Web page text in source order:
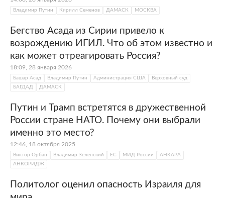
Владимир Путин Кирилл Семенов ДАМАСК МОСКВА
Бегство Асада из Сирии привело к
возрождению ИГИЛ. Что об этом известно и
как может отреагировать Россия?
18:09, 28 января 2026
Башар Асад Владимир Путин Администрация США
Верховный суд
БАГДАД
ДАМАСК
Путин и Трамп встретятся в дружественной
России стране НАТО. Почему они выбрали
именно это место?
12:46, 18 октября 2025
Виктор Орбан Владимир Зеленский ЕС МИД России
АНКАРА
АНКОРИДЖ
Политолог оценил опасность Израиля для